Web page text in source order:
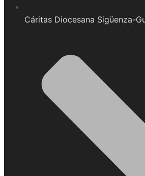
Cáritas Diocesana Sigüenza-